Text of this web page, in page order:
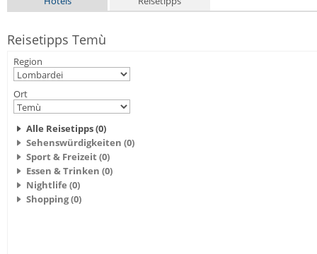
Reisetipps Temù
Region
Ort
Alle Reisetipps (0)
Sehenswürdigkeiten (0)
Sport & Freizeit (0)
Essen & Trinken (0)
Nightlife (0)
Shopping (0)